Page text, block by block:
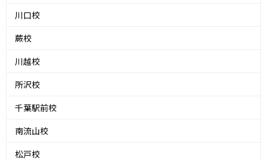
川口校
蕨校
川越校
所沢校
千葉駅前校
南流山校
松戸校